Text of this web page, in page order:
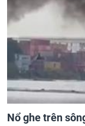
Nổ ghe trên